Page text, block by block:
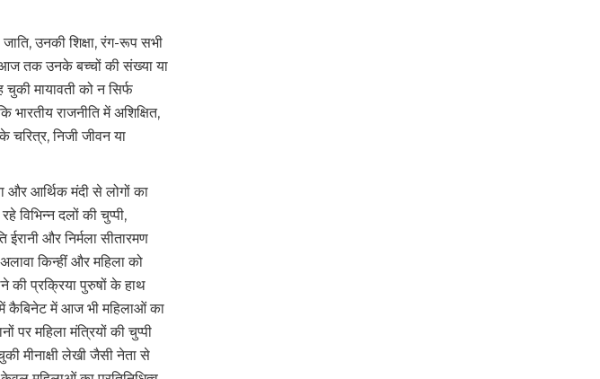
उनकी शिक्षा, रंग-रूप सभी
आज तक उनके बच्चों की संख्या या
मायावती को न सिर्फ
राजनीति में अशिक्षित,
निजी जीवन या
और आर्थिक मंदी से लोगों का
विभिन्न दलों की चुप्पी,
और निर्मला सीतारमण
किन्हीं और महिला को
की प्रक्रिया पुरुषों के हाथ
कैबिनेट में आज भी महिलाओं का
पर महिला मंत्रियों की चुप्पी
मीनाक्षी लेखी जैसी नेता से